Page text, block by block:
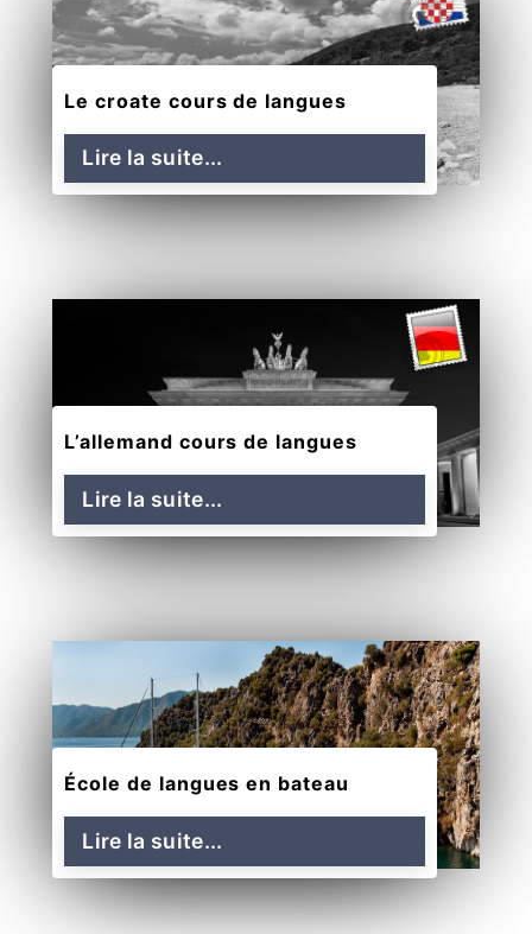
Le croate cours de langues
Lire la suite...
L’allemand cours de langues
Lire la suite...
École de langues en bateau
Lire la suite...